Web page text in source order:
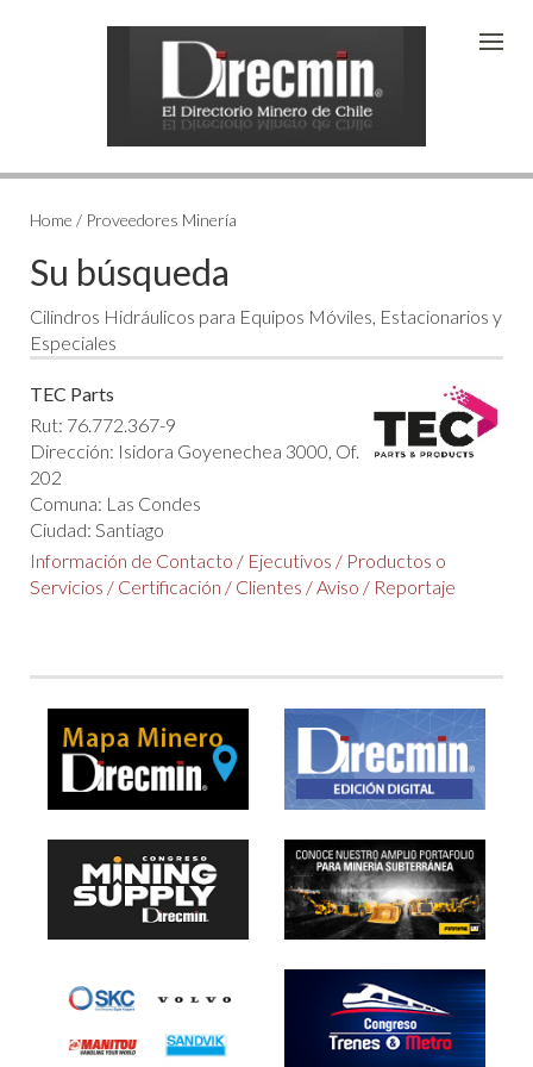
Home / Proveedores Minería
Su búsqueda
Cilindros Hidráulicos para Equipos Móviles, Estacionarios y
Especiales
TEC Parts
Rut: 76.772.367-9
Dirección: Isidora Goyenechea 3000, Of.
202
Comuna: Las Condes
Ciudad: Santiago
Información de Contacto / Ejecutivos / Productos o
Servicios / Certificación / Clientes /Aviso / Reportaje